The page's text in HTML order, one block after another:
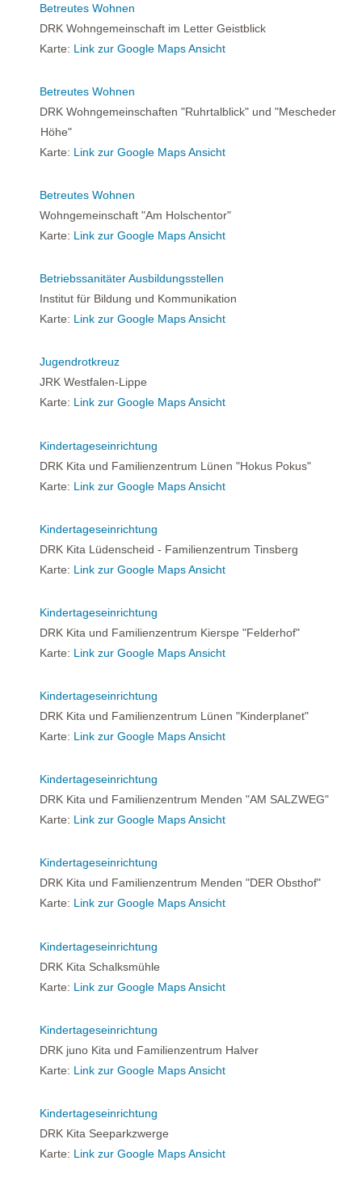
Betreutes Wohnen
DRK Wohngemeinschaft im Letter Geistblick
Karte: Link zur Google Maps Ansicht
Betreutes Wohnen
DRK Wohngemeinschaften "Ruhrtalblick" und "Mescheder
Höhe"
Karte: Link zur Google Maps Ansicht
Betreutes Wohnen
Wohngemeinschaft "Am Holschentor"
Karte: Link zur Google Maps Ansicht
Betriebssanitäter Ausbildungsstellen
Institut für Bildung und Kommunikation
Karte: Link zur Google Maps Ansicht
Jugendrotkreuz
JRK Westfalen-Lippe
Karte: Link zur Google Maps Ansicht
Kindertageseinrichtung
DRK Kita und Familienzentrum Lünen "Hokus Pokus"
Karte: Link zur Google Maps Ansicht
Kindertageseinrichtung
DRK Kita Lüdenscheid - Familienzentrum Tinsberg
Karte: Link zur Google Maps Ansicht
Kindertageseinrichtung
DRK Kita und Familienzentrum Kierspe "Felderhof"
Karte: Link zur Google Maps Ansicht
Kindertageseinrichtung
DRK Kita und Familienzentrum Lünen "Kinderplanet"
Karte: Link zur Google Maps Ansicht
Kindertageseinrichtung
DRK Kita und Familienzentrum Menden "AM SALZWEG"
Karte: Link zur Google Maps Ansicht
Kindertageseinrichtung
DRK Kita und Familienzentrum Menden "DER Obsthof"
Karte: Link zur Google Maps Ansicht
Kindertageseinrichtung
DRK Kita Schalksmühle
Karte: Link zur Google Maps Ansicht
Kindertageseinrichtung
DRK juno Kita und Familienzentrum Halver
Karte: Link zur Google Maps Ansicht
Kindertageseinrichtung
DRK Kita Seeparkzwerge
Karte: Link zur Google Maps Ansicht